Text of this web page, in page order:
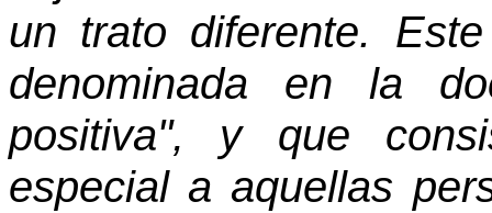
un trato diferente.
denominada en la
positiva", y que
especial a aquellas